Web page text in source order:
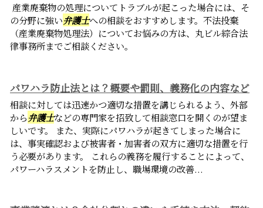
産業廃棄物の処理についてトラブルが起こった場合には、そ
の分野に強い弁護士への相談をおすすめします。不法投棄
（産業廃棄物処理法）についてお悩みの方は、丸ビル綜合法
律事務所までご相談ください。
パワハラ防止法とは？概要や罰則、義務化の内容など
相談に対しては迅速かつ適切な措置を講じられるよう、外部
から弁護士などの専門家を招致して相談窓口を開くのが望ま
しいです。 また、実際にパワハラが起きてしまった場合に
は、事実確認および被害者・加害者の双方に適切な措置を行
う必要があります。 これらの義務を履行することによって、
パワーハラスメントを防止し、職場環境の改善...